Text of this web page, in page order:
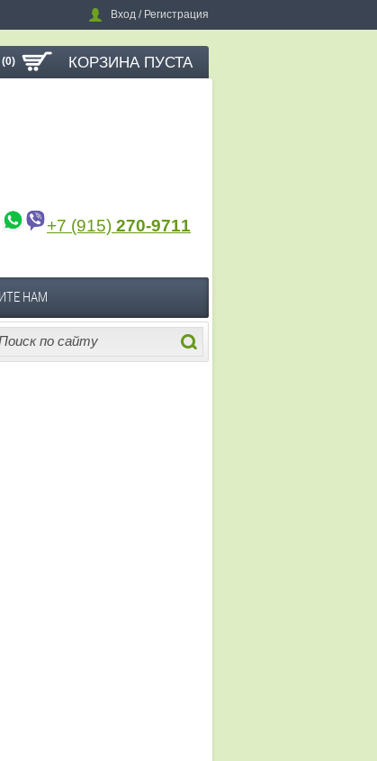
Вход / Регистрация
(0) КОРЗИНА ПУСТА
+7 (915) 270-9711
НАМ